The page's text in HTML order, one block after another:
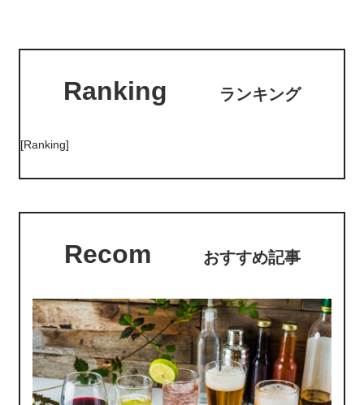
Ranking ランキング
[Ranking]
Recom おすすめ記事